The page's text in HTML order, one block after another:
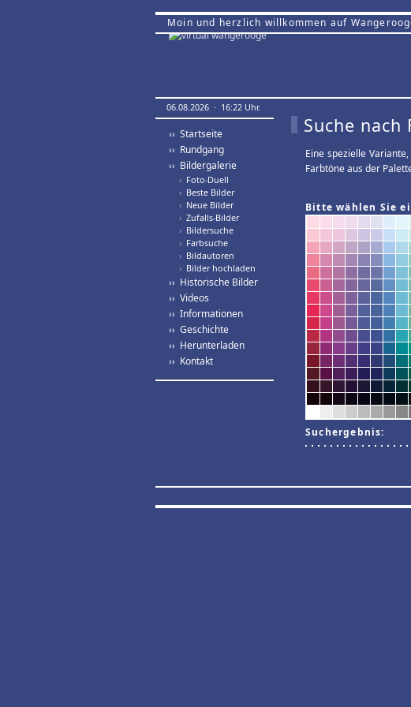
Moin und herzlich willkommen auf
06.08.2026 · 16:22 Uhr.
›› Startseite
›› Rundgang
›› Bildergalerie
› Foto-Duell
› Beste Bilder
› Neue Bilder
› Zufalls-Bilder
› Bildersuche
› Farbsuche
› Bildautoren
› Bilder hochladen
›› Historische Bilder
›› Videos
›› Informationen
›› Geschichte
›› Herunterladen
›› Kontakt
Suche nach
Eine spezielle
Farbtöne aus der
Bitte wählen Sie
Suchergebnis: